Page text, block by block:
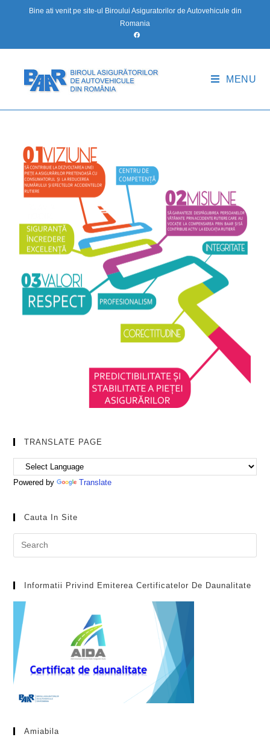
Bine ati venit pe site-ul Biroului Asiguratorilor de Autovehicule din
Romania
MENU
TRANSLATE PAGE
Powered by Translate
Cauta In Site
Informatii Privind Emiterea Certificatelor De Daunalitate
Amiabila